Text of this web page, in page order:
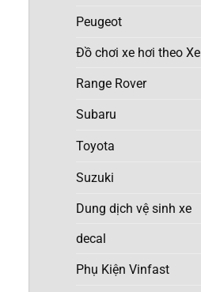
Peugeot
Đồ chơi xe hơi theo Xe
Range Rover
Subaru
Toyota
Suzuki
Dung dịch vệ sinh xe
decal
Phụ Kiện Vinfast